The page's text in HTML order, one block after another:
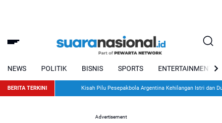
NEWS POLITIK BISNIS SPORTS ENTERTAINMENT
BERITA TERKINI Kisah Pilu Pesepakbola Argentina Kehilangan Istri dan Dua
Advertisement